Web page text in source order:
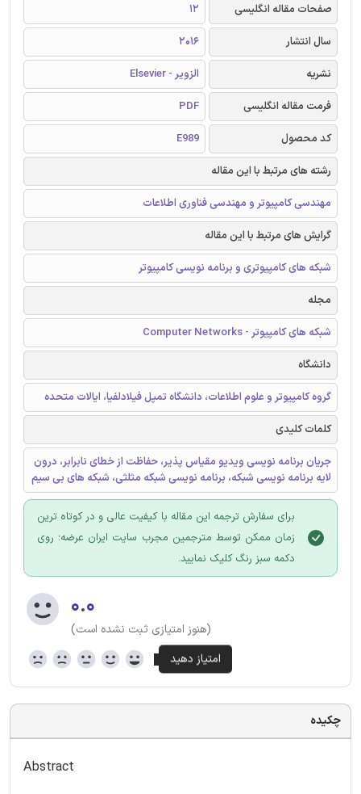
صفحات مقاله انگلیسی
12
سال انتشار
2016
نشریه
الزویر - Elsevier
فرمت مقاله انگلیسی
PDF
کد محصول
E989
رشته های مرتبط با این مقاله
مهندسی کامپیوتر و مهندسی فناوری اطلاعات
گرایش های مرتبط با این مقاله
شبکه های کامپیوتری و برنامه نویسی کامپیوتر
مجله
شبکه های کامپیوتر - Computer Networks
دانشگاه
گروه کامپیوتر و علوم اطلاعات، دانشگاه تمپل فیلادلفیا، ایالات متحده
کلمات کلیدی
جریان برنامه نویسی ویدیو مقیاس پذیر، حفاظت از خطای نابرابر، درون
لایه برنامه نویسی شبکه، برنامه نویسی شبکه مثلثی، شبکه های بی سیم
برای سفارش ترجمه این مقاله با کیفیت عالی و در کوتاه ترین
زمان ممکن توسط مترجمین مجرب سایت ایران عرضه؛ روی
دکمه سبز رنگ کلیک نمایید.
۰.۰
(هنوز امتیازی ثبت نشده است)
چکیده
Abstract